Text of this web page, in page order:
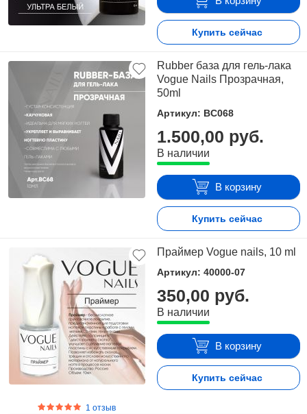
Купить сейчас
Rubber база для гель-лака
Vogue Nails Прозрачная,
50ml
Артикул: BC068
1.500,00 руб.
В наличии
В корзину
Купить сейчас
1 отзыв
Праймер Vogue nails, 10 ml
Артикул: 40000-07
350,00 руб.
В наличии
В корзину
Купить сейчас